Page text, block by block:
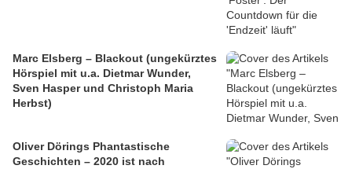
Marc Elsberg – Blackout (ungekürztes
Hörspiel mit u.a. Dietmar Wunder,
Sven Hasper und Christoph Maria
Herbst)
Oliver Dörings Phantastische
Geschichten – 2020 ist nach